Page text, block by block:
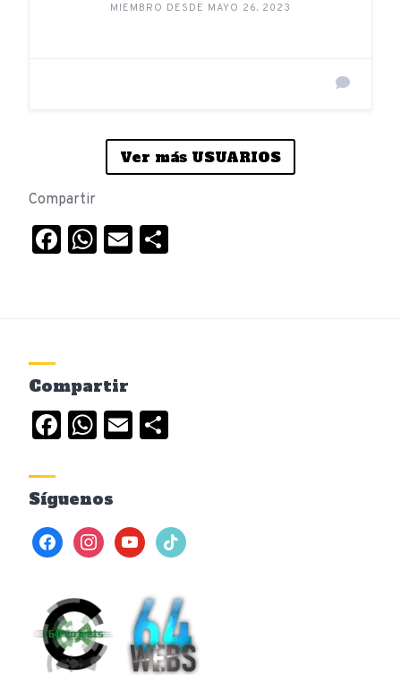
MIEMBRO DESDE MAYO 26, 2023
Ver más USUARIOS
Compartir
Facebook
WhatsApp
Email
Compartir
Facebook
WhatsApp
Email
Síguenos
facebookinstagramyoutubetiktok